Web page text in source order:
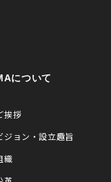
について
挨拶
ジョン・設立趣旨
織